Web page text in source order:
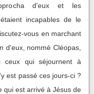
d'eux et les
incapables de le
vous en marchant
d'eux, nommé Cléopas,
qui séjournent à
est passé ces jours-ci ?
qui est arrivé à Jésus de